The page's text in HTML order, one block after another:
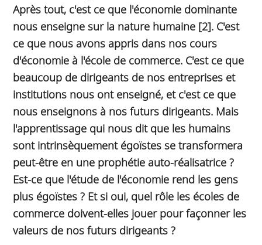
Après tout, c'est ce que l'économie dominante
nous enseigne sur la nature humaine [2]. C'est
ce que nous avons appris dans nos cours
d'économie à l'école de commerce. C'est ce que
beaucoup de dirigeants de nos entreprises et
institutions nous ont enseigné, et c'est ce que
nous enseignons à nos futurs dirigeants. Mais
l'apprentissage qui nous dit que les humains
sont intrinsèquement égoïstes se transformera
peut-être en une prophétie auto-réalisatrice ?
Est-ce que l'étude de l'économie rend les gens
plus égoïstes ? Et si oui, quel rôle les écoles de
commerce doivent-elles jouer pour façonner les
valeurs de nos futurs dirigeants ?